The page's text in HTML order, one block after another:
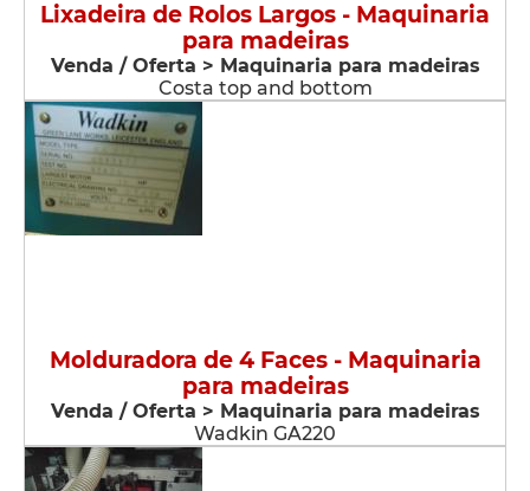
Lixadeira de Rolos Largos - Maquinaria
para madeiras
Venda / Oferta > Maquinaria para madeiras
Costa top and bottom
Molduradora de 4 Faces - Maquinaria
para madeiras
Venda / Oferta > Maquinaria para madeiras
Wadkin GA220